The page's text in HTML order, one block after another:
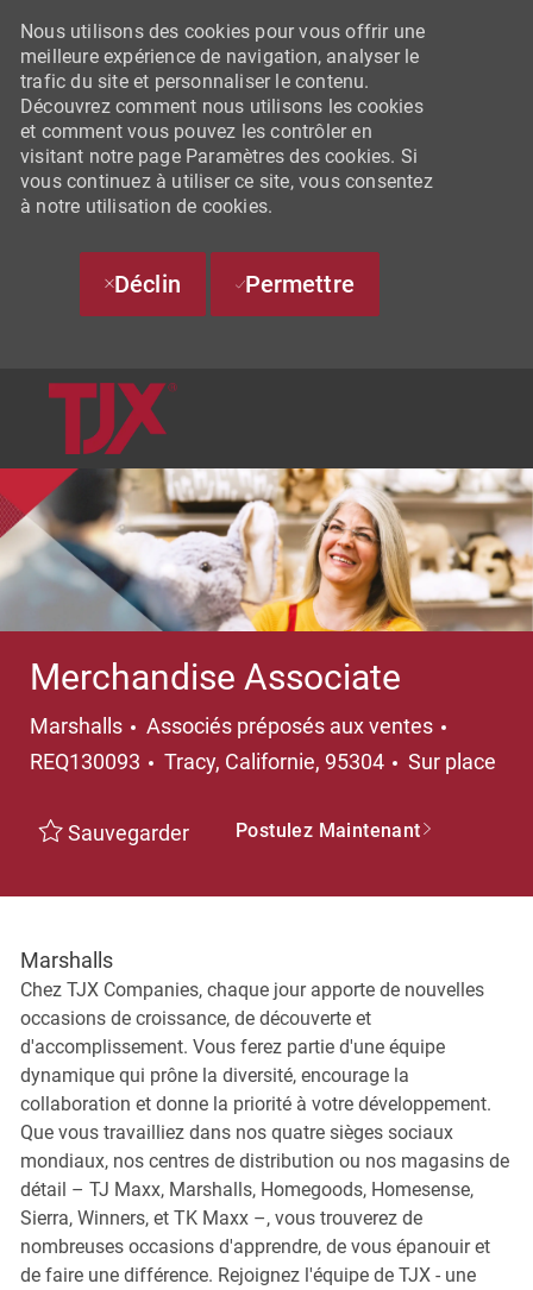
SKIP TO MAIN CONTENT
Nous utilisons des cookies pour vous offrir une
meilleure expérience de navigation, analyser le
trafic du site et personnaliser le contenu.
Découvrez comment nous utilisons les cookies
et comment vous pouvez les contrôler en
visitant notre page Paramètres des cookies. Si
vous continuez à utiliser ce site, vous consentez
à notre utilisation de cookies.
Déclin Permettre
Merchandise Associate
Marshalls Catégorie
Associés préposés aux ventes
REQ130093
Emplacement
Tracy, Californie, 95304 Sur place
Sauvegarder Postulez Maintenant
Marshalls
Chez TJX Companies, chaque jour apporte de nouvelles
occasions de croissance, de découverte et
d'accomplissement. Vous ferez partie d'une équipe
dynamique qui prône la diversité, encourage la
collaboration et donne la priorité à votre développement.
Que vous travailliez dans nos quatre sièges sociaux
mondiaux, nos centres de distribution ou nos magasins de
détail – TJ Maxx, Marshalls, Homegoods, Homesense,
Sierra, Winners, et TK Maxx –, vous trouverez de
nombreuses occasions d'apprendre, de vous épanouir et
de faire une différence. Rejoignez l'équipe de TJX - une